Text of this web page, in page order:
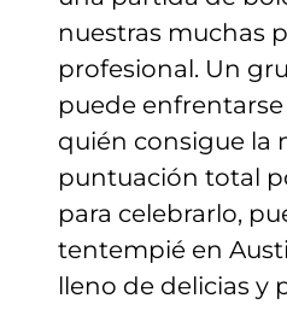
nuestras muchas
profesional. Un
puede
quién consigue la
puntuación total
para celebrarlo,
tentempié en
lleno de delicias y